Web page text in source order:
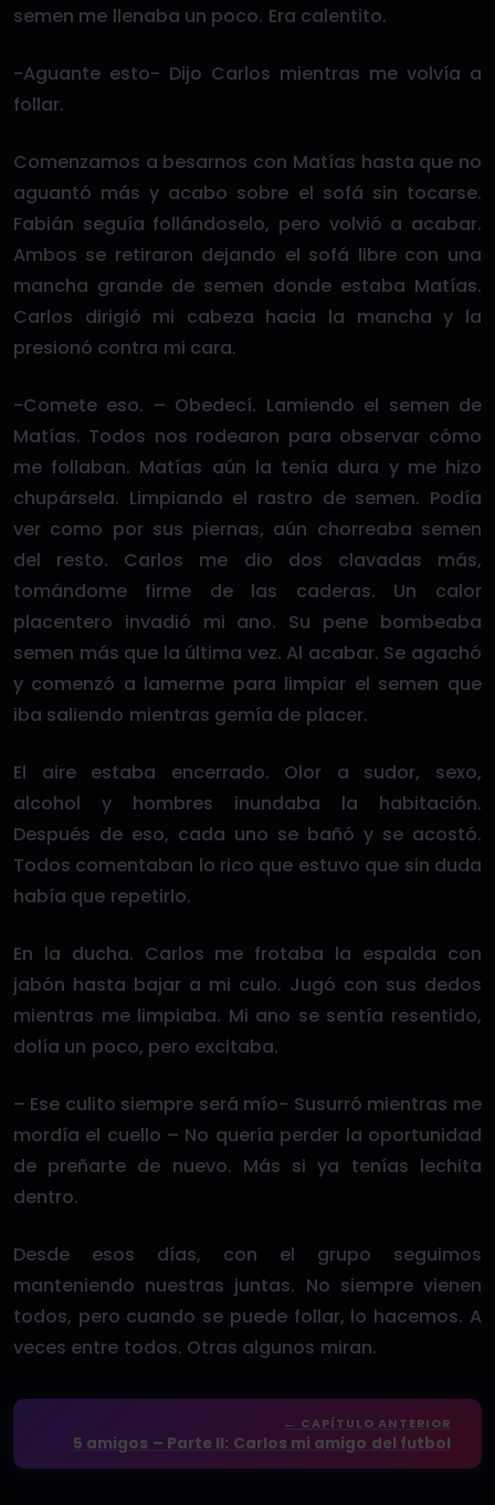
semen me llenaba un poco. Era calentito.
-Aguante esto- Dijo Carlos mientras me volvía a
follar.
Comenzamos a besarnos con Matías hasta que no
aguantó más y acabo sobre el sofá sin tocarse.
Fabián seguía follándoselo, pero volvió a acabar.
Ambos se retiraron dejando el sofá libre con una
mancha grande de semen donde estaba Matías.
Carlos dirigió mi cabeza hacia la mancha y la
presionó contra mi cara.
-Comete eso. – Obedecí. Lamiendo el semen de
Matías. Todos nos rodearon para observar cómo
me follaban. Matías aún la tenía dura y me hizo
chupársela. Limpiando el rastro de semen. Podía
ver como por sus piernas, aún chorreaba semen
del resto. Carlos me dio dos clavadas más,
tomándome firme de las caderas. Un calor
placentero invadió mi ano. Su pene bombeaba
semen más que la última vez. Al acabar. Se agachó
y comenzó a lamerme para limpiar el semen que
iba saliendo mientras gemía de placer.
El aire estaba encerrado. Olor a sudor, sexo,
alcohol y hombres inundaba la habitación.
Después de eso, cada uno se bañó y se acostó.
Todos comentaban lo rico que estuvo que sin duda
había que repetirlo.
En la ducha. Carlos me frotaba la espalda con
jabón hasta bajar a mi culo. Jugó con sus dedos
mientras me limpiaba. Mi ano se sentía resentido,
dolía un poco, pero excitaba.
– Ese culito siempre será mío- Susurró mientras me
mordía el cuello – No quería perder la oportunidad
de preñarte de nuevo. Más si ya tenías lechita
dentro.
Desde esos días, con el grupo seguimos
manteniendo nuestras juntas. No siempre vienen
todos, pero cuando se puede follar, lo hacemos. A
veces entre todos. Otras algunos miran.
← CAPÍTULO ANTERIOR
5 amigos – Parte II: Carlos mi amigo del futbol